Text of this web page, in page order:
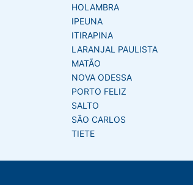
HOLAMBRA
IPEUNA
ITIRAPINA
LARANJAL PAULISTA
MATÃO
NOVA ODESSA
PORTO FELIZ
SALTO
SÃO CARLOS
TIETE